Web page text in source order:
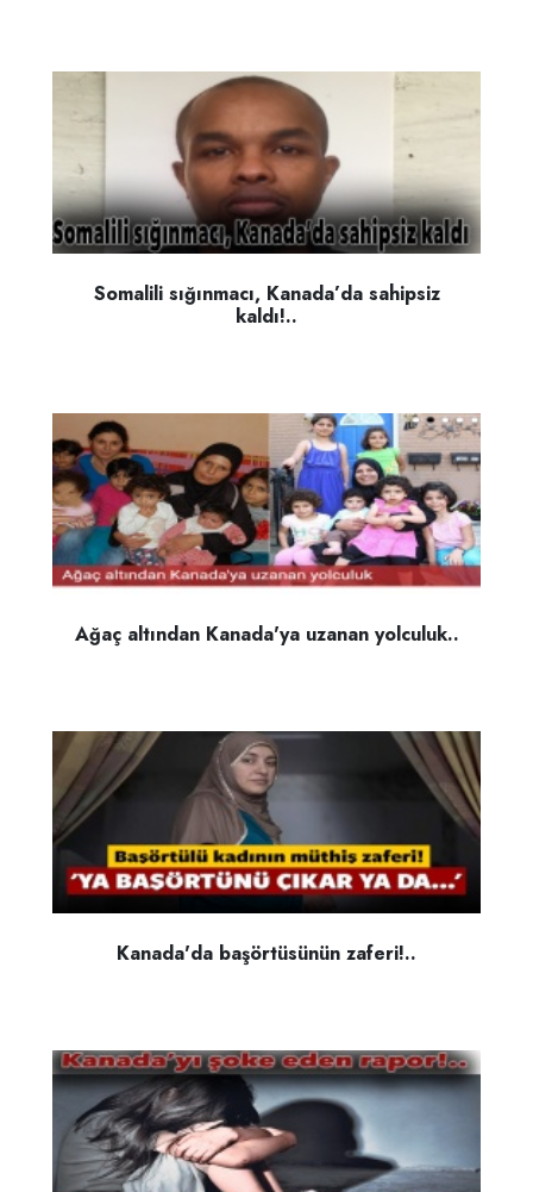
Somalili sığınmacı, Kanada’da sahipsiz
kaldı!..
Ağaç altından Kanada'ya uzanan yolculuk..
Kanada'da başörtüsünün zaferi!..